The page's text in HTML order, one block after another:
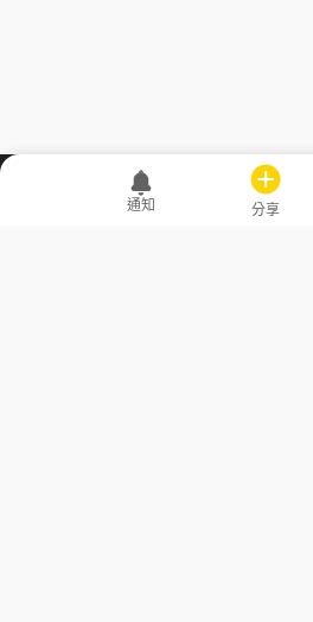
職場透明化運動
通知 分享